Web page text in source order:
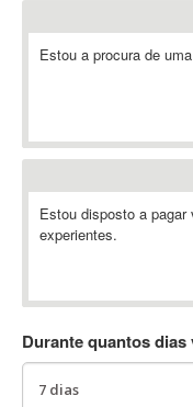
ABIS
Ableton Push
Abstract
Abstract Window Toolkit
Absynth
AC3
AccountMate
ACDSee
Estou a procura de
Estou disposto a
experientes.
Durante quantos